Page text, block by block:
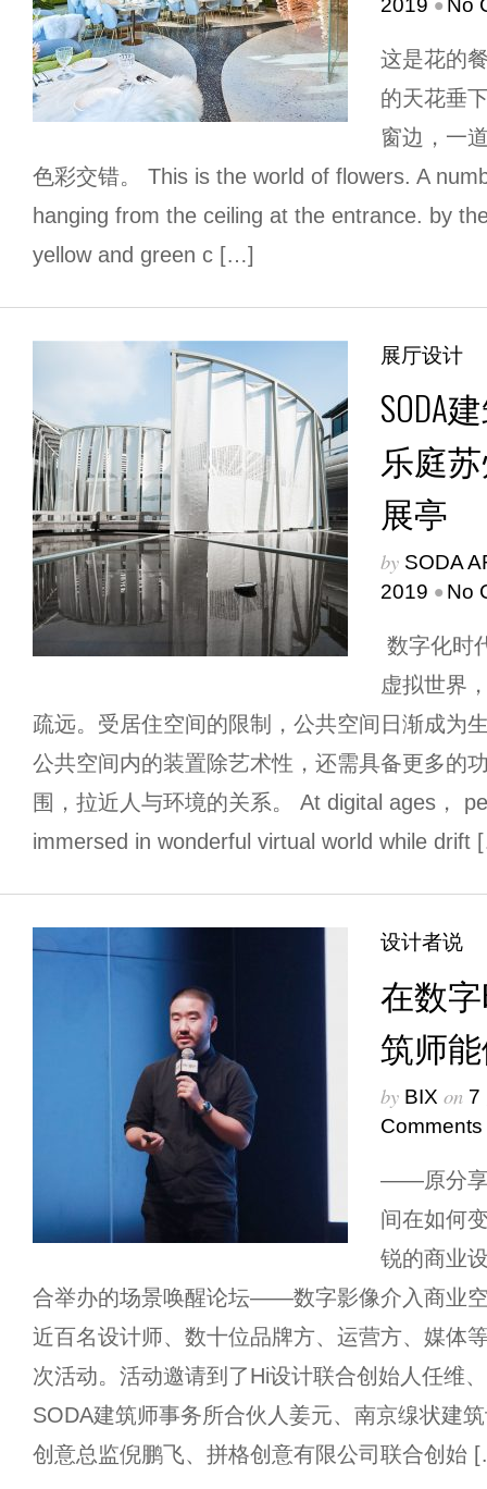
2019 No
这是花的
的天花垂
窗边，一
色彩交错。 This is the world of flowers. A
hanging from the ceiling at the entrance. by
yellow and green c […]
展厅设计
SODA
乐庭
展亭
by SODA
2019 • No
数字化时
虚拟世界
疏远。受居住空间的限制，公共空间日渐成为
公共空间内的装置除艺术性，还需具备更多的
围，拉近人与环境的关系。 At digital ages，
immersed in wonderful virtual world while drift
设计者说
在数
筑师
by BIX on 7
Comments
——原分享
间在如何
锐的商业
合举办的场景唤醒论坛——数字影像介入商业
近百名设计师、数十位品牌方、运营方、媒体
次活动。活动邀请到了Hi设计联合创始人任维
SODA建筑师事务所合伙人姜元、南京缐状建
创意总监倪鹏飞、拼格创意有限公司联合创始